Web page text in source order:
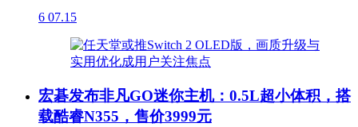
6 07.15
宏碁发布非凡GO迷你主机：0.5L超小体积，搭
载酷睿N355，售价3999元